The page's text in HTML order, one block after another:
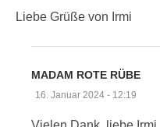
Liebe Grüße von Irmi
MADAM ROTE RÜBE
16. Januar 2024 - 12:19